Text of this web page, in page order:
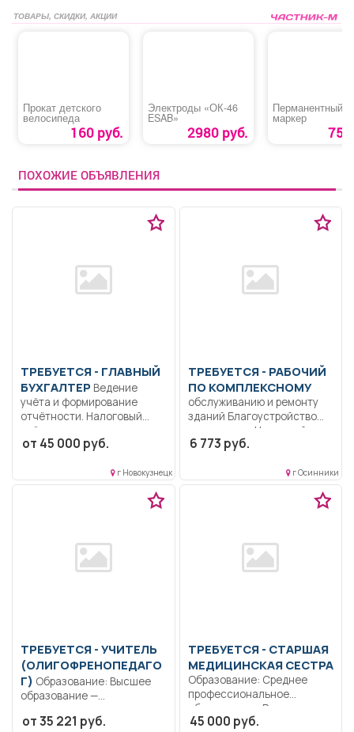
ТОВАРЫ, СКИДКИ, АКЦИИ
Прокат детского
велосипеда
160 руб.
Электроды «ОК-46
ESAB»
2980 руб.
Перманентный
маркер
75
ПОХОЖИЕ ОБЪЯВЛЕНИЯ
ТРЕБУЕТСЯ - ГЛАВНЫЙ
БУХГАЛТЕР
учёта и формирование
отчётности. Налоговый
учёт и планирование....
от 45 000 руб.
г Новокузнецк
ТРЕБУЕТСЯ - РАБОЧИЙ
ПО КОМПЛЕКСНОМУ
обслуживанию и ремонту
зданий Благоустройство
территории.. Неполный
рабочий день/неполная
6 773 руб.
г Осинники
ТРЕБУЕТСЯ - УЧИТЕЛЬ
(ОЛИГОФРЕНОПЕДАГО
Г)
образование —
магистратура..
от 35 221 руб.
ТРЕБУЕТСЯ - СТАРШАЯ
МЕДИЦИНСКАЯ СЕСТРА
Образование: Среднее
профессиональное
образование.. Руководство
младшим медицинским
45 000 руб.